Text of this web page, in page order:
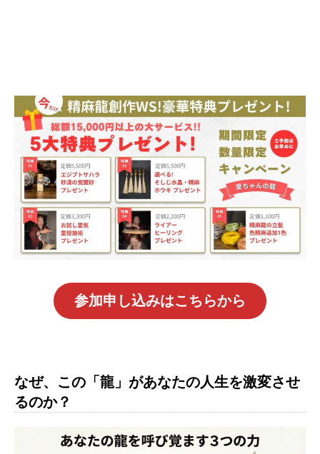
参加申し込みはこちらから
なぜ、この「龍」があなたの人生を激変させ
るのか？